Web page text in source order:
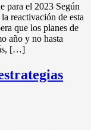
para el 2023 Según
reactivación de esta
que los planes de
año y no hasta
[…]